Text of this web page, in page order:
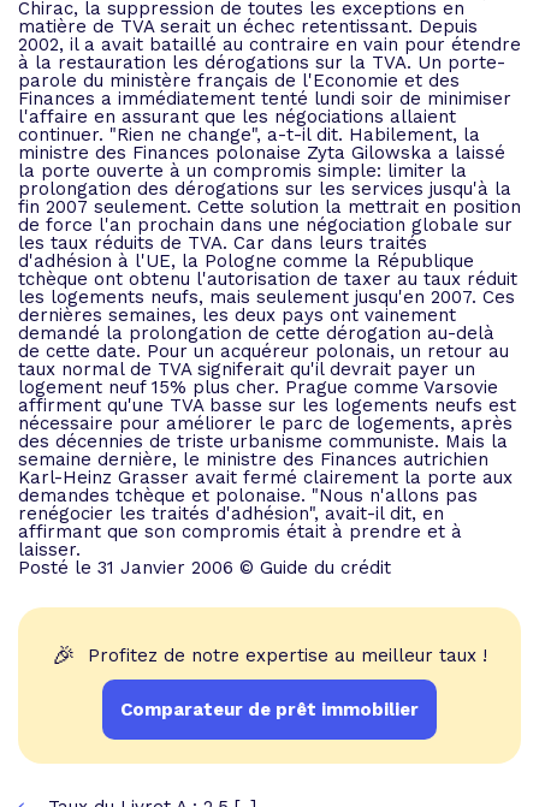
Chirac, la suppression de toutes les exceptions en
matière de TVA serait un échec retentissant. Depuis
2002, il a avait bataillé au contraire en vain pour étendre
à la restauration les dérogations sur la TVA. Un porte-
parole du ministère français de l'Economie et des
Finances a immédiatement tenté lundi soir de minimiser
l'affaire en assurant que les négociations allaient
continuer. "Rien ne change", a-t-il dit. Habilement, la
ministre des Finances polonaise Zyta Gilowska a laissé
la porte ouverte à un compromis simple: limiter la
prolongation des dérogations sur les services jusqu'à la
fin 2007 seulement. Cette solution la mettrait en position
de force l'an prochain dans une négociation globale sur
les taux réduits de TVA. Car dans leurs traités
d'adhésion à l'UE, la Pologne comme la République
tchèque ont obtenu l'autorisation de taxer au taux réduit
les logements neufs, mais seulement jusqu'en 2007. Ces
dernières semaines, les deux pays ont vainement
demandé la prolongation de cette dérogation au-delà
de cette date. Pour un acquéreur polonais, un retour au
taux normal de TVA signiferait qu'il devrait payer un
logement neuf 15% plus cher. Prague comme Varsovie
affirment qu'une TVA basse sur les logements neufs est
nécessaire pour améliorer le parc de logements, après
des décennies de triste urbanisme communiste. Mais la
semaine dernière, le ministre des Finances autrichien
Karl-Heinz Grasser avait fermé clairement la porte aux
demandes tchèque et polonaise. "Nous n'allons pas
renégocier les traités d'adhésion", avait-il dit, en
affirmant que son compromis était à prendre et à
laisser.
Posté le 31 Janvier 2006 © Guide du crédit
🎉 Profitez de notre expertise au meilleur taux !
Comparateur de prêt immobilier